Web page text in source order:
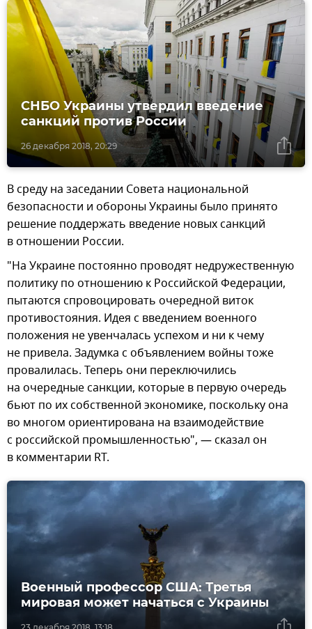
26 декабря 2018, 20:29
СНБО Украины утвердил введение
санкций против России
В среду на заседании Совета национальной
безопасности и обороны Украины было принято
решение поддержать введение новых санкций
в отношении России.
"На Украине постоянно проводят недружественную
политику по отношению к Российской Федерации,
пытаются спровоцировать очередной виток
противостояния. Идея с введением военного
положения не увенчалась успехом и ни к чему
не привела. Задумка с объявлением войны тоже
провалилась. Теперь они переключились
на очередные санкции, которые в первую очередь
бьют по их собственной экономике, поскольку она
во многом ориентирована на взаимодействие
с российской промышленностью", — сказал он
в комментарии RT.
Военный профессор США: Третья
мировая может начаться с Украины